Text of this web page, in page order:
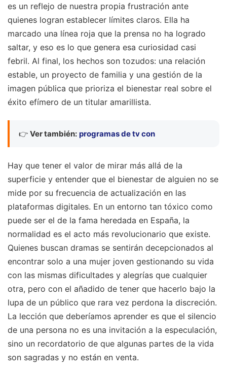
es un reflejo de nuestra propia frustración ante
quienes logran establecer límites claros. Ella ha
marcado una línea roja que la prensa no ha logrado
saltar, y eso es lo que genera esa curiosidad casi
febril. Al final, los hechos son tozudos: una relación
estable, un proyecto de familia y una gestión de la
imagen pública que prioriza el bienestar real sobre el
éxito efímero de un titular amarillista.
👉 Ver también: programas de tv con
Hay que tener el valor de mirar más allá de la
superficie y entender que el bienestar de alguien no se
mide por su frecuencia de actualización en las
plataformas digitales. En un entorno tan tóxico como
puede ser el de la fama heredada en España, la
normalidad es el acto más revolucionario que existe.
Quienes buscan dramas se sentirán decepcionados al
encontrar solo a una mujer joven gestionando su vida
con las mismas dificultades y alegrías que cualquier
otra, pero con el añadido de tener que hacerlo bajo la
lupa de un público que rara vez perdona la discreción.
La lección que deberíamos aprender es que el silencio
de una persona no es una invitación a la especulación,
sino un recordatorio de que algunas partes de la vida
son sagradas y no están en venta.